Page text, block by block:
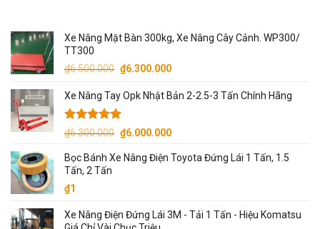
Xe Nâng Mặt Bàn 300kg, Xe Nâng Cây Cảnh. WP300/
TT300
₫6.500.000 Giá
là:
₫6.500.000.
₫6.300.000Giá
tại
₫6.300.000.
Xe Nâng Tay Opk Nhật Bản 2-2.5-3 Tấn Chính Hãng
Được xếp
5 sao
₫6.300.000 Giá
là:
₫6.000.000Giá
tại
Bọc Bánh Xe Nâng Điện Toyota Đứng Lái 1 Tấn, 1.5
Tấn, 2 Tấn
₫1
Xe Nâng Điện Đứng Lái 3M - Tải 1 Tấn - Hiệu Komatsu